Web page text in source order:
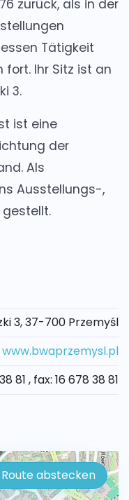
zurück, als in der
Tätigkeit
Ihr Sitz ist an
3.
ist eine
der
Als
Ausstellungs-,
3, 37-700 Przemyśl
www.bwaprzemysl.pl
81 , fax: 16 678 38 81
Route abstecken